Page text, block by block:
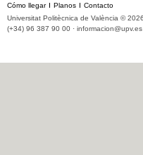
Cómo llegar Planos
Contacto
Universitat Politècnica de València © 2026
(+34) 96 387 90 00 · informacion@upv.es